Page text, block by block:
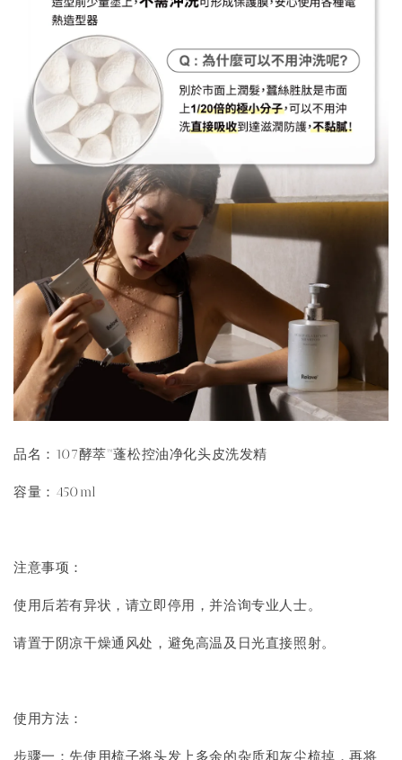
品名：107酵萃™蓬松控油净化头皮洗发精
容量：450ml
注意事项：
使用后若有异状，请立即停用，并洽询专业人士。
请置于阴凉干燥通风处，避免高温及日光直接照射。
使用方法：